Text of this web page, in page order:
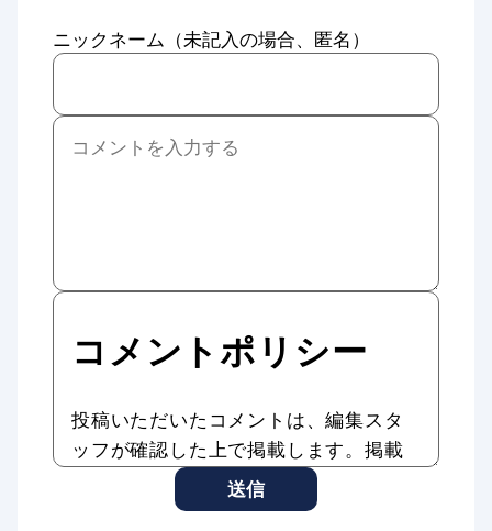
ニックネーム（未記入の場合、匿名）
コメントポリシー
投稿いただいたコメントは、編集スタ
ッフが確認した上で掲載します。掲載
したコメントはAddiction Reportの記
事やサービスに転載、利用する場合が
送信